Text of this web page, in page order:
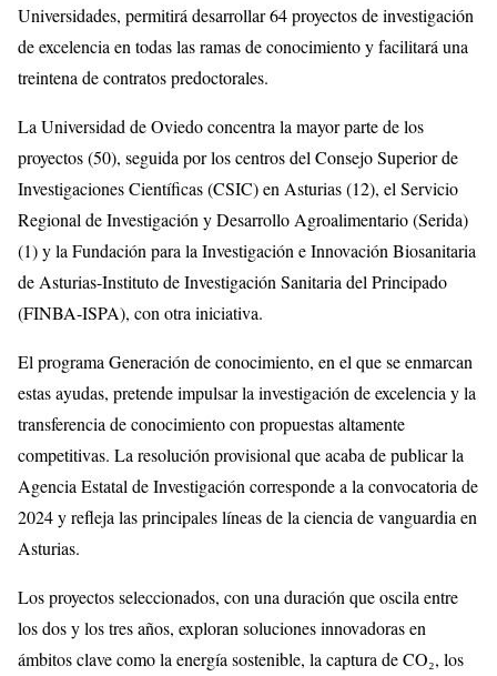
Universidades, permitirá desarrollar 64 proyectos de investigación
de excelencia en todas las ramas de conocimiento y facilitará una
treintena de contratos predoctorales.
La Universidad de Oviedo concentra la mayor parte de los
proyectos (50), seguida por los centros del Consejo Superior de
Investigaciones Científicas (CSIC) en Asturias (12), el Servicio
Regional de Investigación y Desarrollo Agroalimentario (Serida)
(1) y la Fundación para la Investigación e Innovación Biosanitaria
de Asturias-Instituto de Investigación Sanitaria del Principado
(FINBA-ISPA), con otra iniciativa.
El programa Generación de conocimiento, en el que se enmarcan
estas ayudas, pretende impulsar la investigación de excelencia y la
transferencia de conocimiento con propuestas altamente
competitivas. La resolución provisional que acaba de publicar la
Agencia Estatal de Investigación corresponde a la convocatoria de
2024 y refleja las principales líneas de la ciencia de vanguardia en
Asturias.
Los proyectos seleccionados, con una duración que oscila entre
los dos y los tres años, exploran soluciones innovadoras en
ámbitos clave como la energía sostenible, la captura de CO₂, los